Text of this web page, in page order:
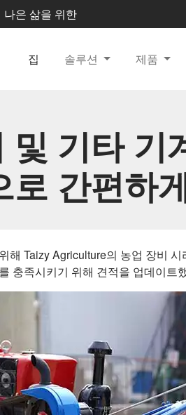
나은 삶을 위한
집 솔루션 제품
및 기타 기
로 간편하
해 Taizy Agriculture의 농업 장비
충족시키기 위해 견적을 업데이트